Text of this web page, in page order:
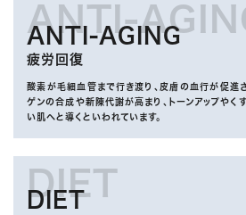
ANTI-
ANTI-AGING
疲労回復
酸素が毛細血管まで行き渡り、皮膚の血行が促進
ゲンの合成や新陳代謝が高まり、トーンアップやく
い肌へと導くといわれています。
DIET
DIET